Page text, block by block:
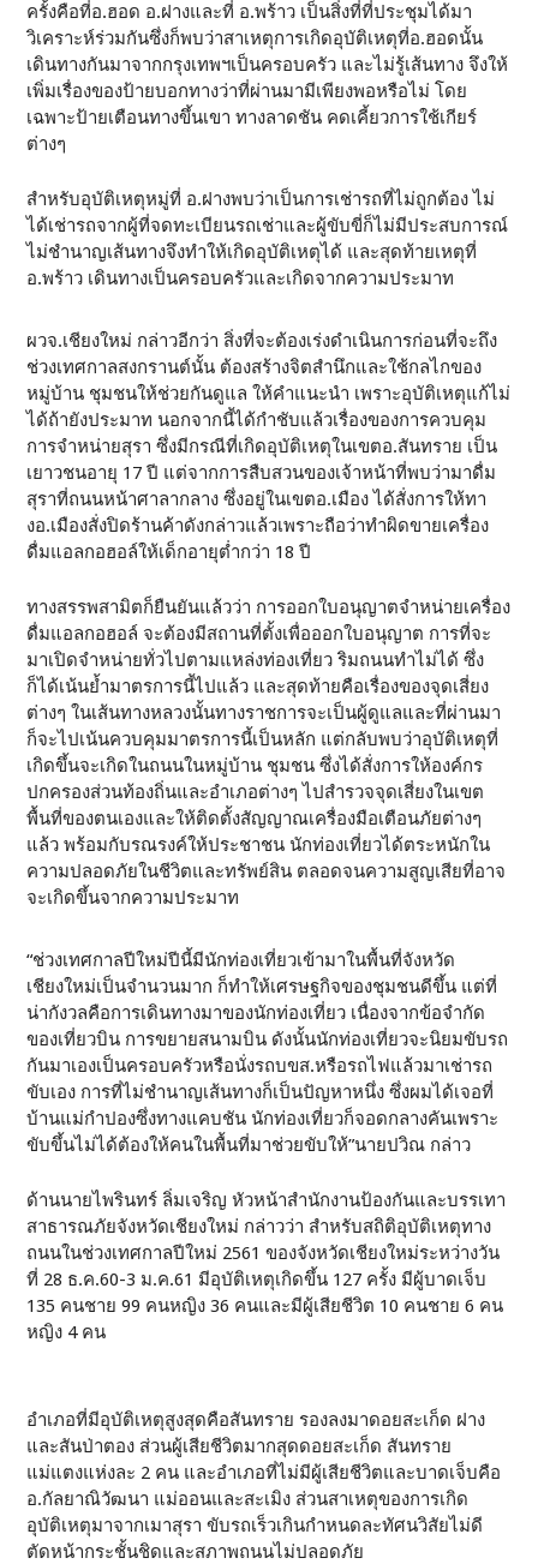
ครั้งคือที่อ.ฮอด อ.ฝางและที่ อ.พร้าว เป็นสิ่งที่ที่ประชุมได้มา
วิเคราะห์ร่วมกันซึ่งก็พบว่าสาเหตุการเกิดอุบัติเหตุที่อ.ฮอดนั้น
เดินทางกันมาจากกรุงเทพฯเป็นครอบครัว และไม่รู้เส้นทาง จึงให้
เพิ่มเรื่องของป้ายบอกทางว่าที่ผ่านมามีเพียงพอหรือไม่ โดย
เฉพาะป้ายเตือนทางขึ้นเขา ทางลาดชัน คดเคี้ยวการใช้เกียร์
ต่างๆ
สำหรับอุบัติเหตุหมู่ที่ อ.ฝางพบว่าเป็นการเช่ารถที่ไม่ถูกต้อง ไม่
ได้เช่ารถจากผู้ที่จดทะเบียนรถเช่าและผู้ขับขี่ก็ไม่มีประสบการณ์
ไม่ชำนาญเส้นทางจึงทำให้เกิดอุบัติเหตุได้ และสุดท้ายเหตุที่
อ.พร้าว เดินทางเป็นครอบครัวและเกิดจากความประมาท
ผวจ.เชียงใหม่ กล่าวอีกว่า สิ่งที่จะต้องเร่งดำเนินการก่อนที่จะถึง
ช่วงเทศกาลสงกรานต์นั้น ต้องสร้างจิตสำนึกและใช้กลไกของ
หมู่บ้าน ชุมชนให้ช่วยกันดูแล ให้คำแนะนำ เพราะอุบัติเหตุแก้ไม่
ได้ถ้ายังประมาท นอกจากนี้ได้กำชับแล้วเรื่องของการควบคุม
การจำหน่ายสุรา ซึ่งมีกรณีที่เกิดอุบัติเหตุในเขตอ.สันทราย เป็น
เยาวชนอายุ 17 ปี แต่จากการสืบสวนของเจ้าหน้าที่พบว่ามาดื่ม
สุราที่ถนนหน้าศาลากลาง ซึ่งอยู่ในเขตอ.เมือง ได้สั่งการให้ทา
งอ.เมืองสั่งปิดร้านค้าดังกล่าวแล้วเพราะถือว่าทำผิดขายเครื่อง
ดื่มแอลกอฮอล์ให้เด็กอายุต่ำกว่า 18 ปี
ทางสรรพสามิตก็ยืนยันแล้วว่า การออกใบอนุญาตจำหน่ายเครื่อง
ดื่มแอลกอฮอล์ จะต้องมีสถานที่ตั้งเพื่อออกใบอนุญาต การที่จะ
มาเปิดจำหน่ายทั่วไปตามแหล่งท่องเที่ยว ริมถนนทำไม่ได้ ซึ่ง
ก็ได้เน้นย้ำมาตรการนี้ไปแล้ว และสุดท้ายคือเรื่องของจุดเสี่ยง
ต่างๆ ในเส้นทางหลวงนั้นทางราชการจะเป็นผู้ดูแลและที่ผ่านมา
ก็จะไปเน้นควบคุมมาตรการนี้เป็นหลัก แต่กลับพบว่าอุบัติเหตุที่
เกิดขึ้นจะเกิดในถนนในหมู่บ้าน ชุมชน ซึ่งได้สั่งการให้องค์กร
ปกครองส่วนท้องถิ่นและอำเภอต่างๆ ไปสำรวจจุดเสี่ยงในเขต
พื้นที่ของตนเองและให้ติดตั้งสัญญาณเครื่องมือเตือนภัยต่างๆ
แล้ว พร้อมกับรณรงค์ให้ประชาชน นักท่องเที่ยวได้ตระหนักใน
ความปลอดภัยในชีวิตและทรัพย์สิน ตลอดจนความสูญเสียที่อาจ
จะเกิดขึ้นจากความประมาท
“ช่วงเทศกาลปีใหม่ปีนี้มีนักท่องเที่ยวเข้ามาในพื้นที่จังหวัด
เชียงใหม่เป็นจำนวนมาก ก็ทำให้เศรษฐกิจของชุมชนดีขึ้น แต่ที่
น่ากังวลคือการเดินทางมาของนักท่องเที่ยว เนื่องจากข้อจำกัด
ของเที่ยวบิน การขยายสนามบิน ดังนั้นนักท่องเที่ยวจะนิยมขับรถ
กันมาเองเป็นครอบครัวหรือนั่งรถบขส.หรือรถไฟแล้วมาเช่ารถ
ขับเอง การที่ไม่ชำนาญเส้นทางก็เป็นปัญหาหนึ่ง ซึ่งผมได้เจอที่
บ้านแม่กำปองซึ่งทางแคบชัน นักท่องเที่ยวก็จอดกลางคันเพราะ
ขับขึ้นไม่ได้ต้องให้คนในพื้นที่มาช่วยขับให้”นายปวิณ กล่าว
ด้านนายไพรินทร์ ลิ่มเจริญ หัวหน้าสำนักงานป้องกันและบรรเทา
สาธารณภัยจังหวัดเชียงใหม่ กล่าวว่า สำหรับสถิติอุบัติเหตุทาง
ถนนในช่วงเทศกาลปีใหม่ 2561 ของจังหวัดเชียงใหม่ระหว่างวัน
ที่ 28 ธ.ค.60-3 ม.ค.61 มีอุบัติเหตุเกิดขึ้น 127 ครั้ง มีผู้บาดเจ็บ
135 คนชาย 99 คนหญิง 36 คนและมีผู้เสียชีวิต 10 คนชาย 6 คน
หญิง 4 คน
อำเภอที่มีอุบัติเหตุสูงสุดคือสันทราย รองลงมาดอยสะเก็ด ฝาง
และสันป่าตอง ส่วนผู้เสียชีวิตมากสุดดอยสะเก็ด สันทราย
แม่แตงแห่งละ 2 คน และอำเภอที่ไม่มีผู้เสียชีวิตและบาดเจ็บคือ
อ.กัลยาณิวัฒนา แม่ออนและสะเมิง ส่วนสาเหตุของการเกิด
อุบัติเหตุมาจากเมาสุรา ขับรถเร็วเกินกำหนดละทัศนวิสัยไม่ดี
ตัดหน้ากระชั้นชิดและสภาพถนนไม่ปลอดภัย